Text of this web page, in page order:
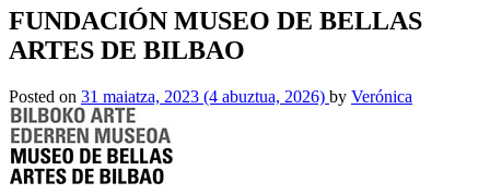
FUNDACIÓN MUSEO DE BELLAS
ARTES DE BILBAO
Posted on 31 maiatza, 2023 (4 abuztua, 2026) by Verónica